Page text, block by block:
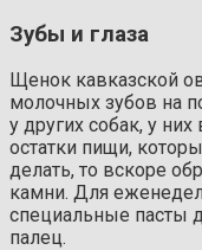
Зубы и глаза
Щенок кавказской
молочных зубов на
у других собак, у
остатки пищи,
делать, то вскоре
камни. Для
специальные пасты
палец.